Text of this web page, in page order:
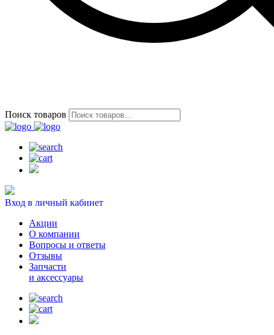
Поиск товаров
Вход в личный кабинет
Акции
О компании
Вопросы и ответы
Отзывы
Запчасти
и аксессуары